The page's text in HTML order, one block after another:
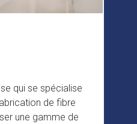
qui se spécialise
de fibre
une gamme de